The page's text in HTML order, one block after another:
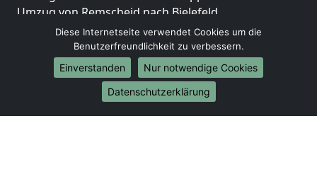
Umzug von Remscheid nach Bielefeld
Umzug von Remscheid nach Bonn
Umzug von Remscheid nach Münster
Internationale-Umzüge
Umzug von Remscheid nach Brasilien
Umzug von Remscheid nach Brunei Darussalam
Diese Internetseite verwendet Cookies um die
Benutzerfreundlichkeit zu verbessern.
Einverstanden
Nur notwendige Cookies
Datenschutzerklärung